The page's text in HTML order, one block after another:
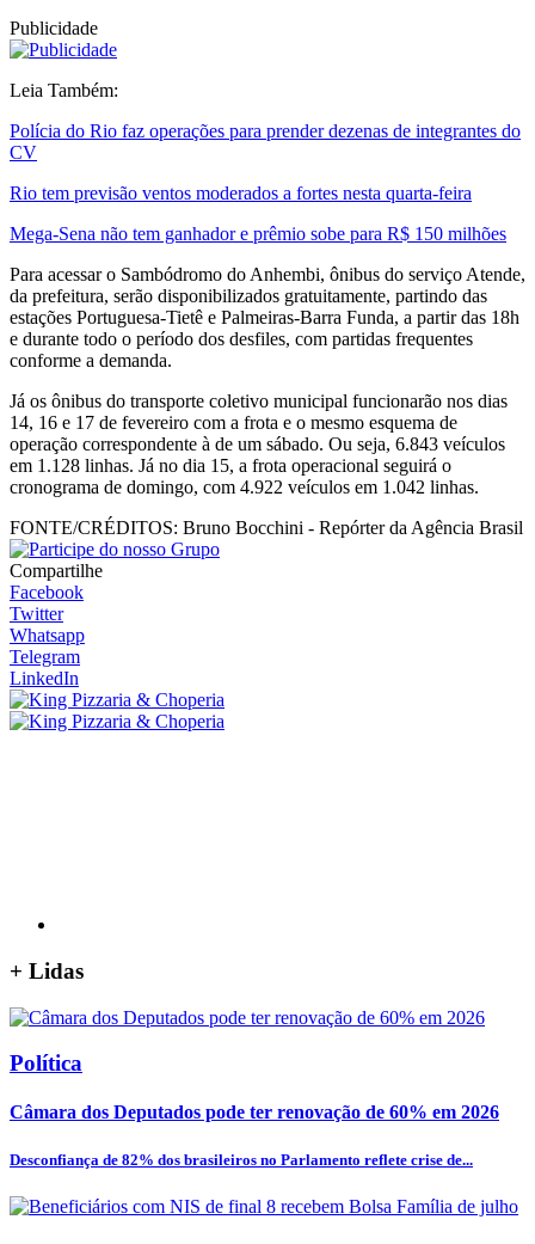
Publicidade
Leia Também:
Polícia do Rio faz operações para prender dezenas de integrantes do
CV
Rio tem previsão ventos moderados a fortes nesta quarta-feira
Mega-Sena não tem ganhador e prêmio sobe para R$ 150 milhões
Para acessar o Sambódromo do Anhembi, ônibus do serviço Atende,
da prefeitura, serão disponibilizados gratuitamente, partindo das
estações Portuguesa-Tietê e Palmeiras-Barra Funda, a partir das 18h
e durante todo o período dos desfiles, com partidas frequentes
conforme a demanda.
Já os ônibus do transporte coletivo municipal funcionarão nos dias
14, 16 e 17 de fevereiro com a frota e o mesmo esquema de
operação correspondente à de um sábado. Ou seja, 6.843 veículos
em 1.128 linhas. Já no dia 15, a frota operacional seguirá o
cronograma de domingo, com 4.922 veículos em 1.042 linhas.
FONTE/CRÉDITOS: Bruno Bocchini - Repórter da Agência Brasil
Compartilhe
Facebook
Twitter
Whatsapp
Telegram
LinkedIn
+ Lidas
Política
Câmara dos Deputados pode ter renovação de 60% em 2026
Desconfiança de 82% dos brasileiros no Parlamento reflete crise de...